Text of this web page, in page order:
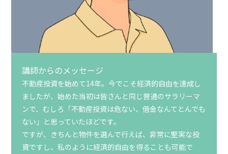
講師からのメッセージ
不動産投資を始めて14年。今でこそ経済的自由を達成し
ましたが、始めた当初は皆さんと同じ普通のサラリーマ
ンで、むしろ「不動産投資は危ない、借金なんてとんでも
ない」と思っていたほどです。
ですが、きちんと物件を選んで行えば、非常に堅実な投
資ですし、私のように経済的自由を得ることも可能で